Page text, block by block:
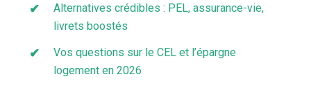
Alternatives crédibles : PEL, assurance-vie,
livrets boostés
Vos questions sur le CEL et l’épargne
logement en 2026